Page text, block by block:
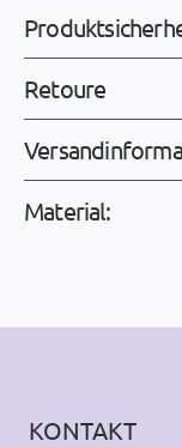
Retoure
Material:
KONTAKT